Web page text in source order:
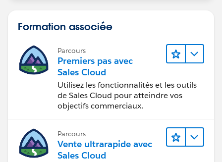
Formation associée
Parcours
Premiers pas avec
Sales Cloud
Utilisez les fonctionnalités et les outils
de Sales Cloud pour atteindre vos
objectifs commerciaux.
Parcours
Vente ultrarapide avec
Sales Cloud